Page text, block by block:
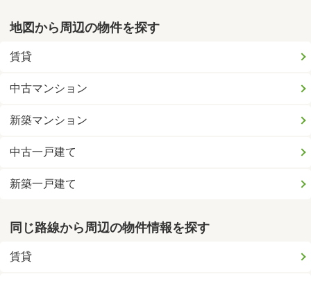
地図から周辺の物件を探す
賃貸
中古マンション
新築マンション
中古一戸建て
新築一戸建て
同じ路線から周辺の物件情報を探す
賃貸